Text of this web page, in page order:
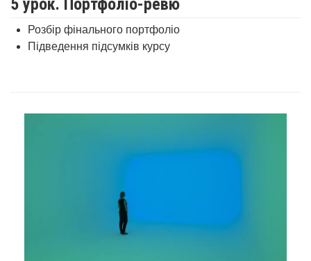
5 урок. Портфоліо-ревю
Розбір фінального портфоліо
Підведення підсумків курсу